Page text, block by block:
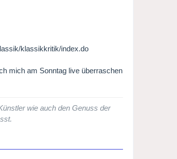
klassikkritik/index.do
mich am Sonntag live überraschen
wie auch den Genuss der